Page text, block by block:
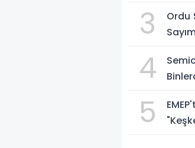
3
Ordu
4
5